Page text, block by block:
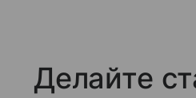
Делайте